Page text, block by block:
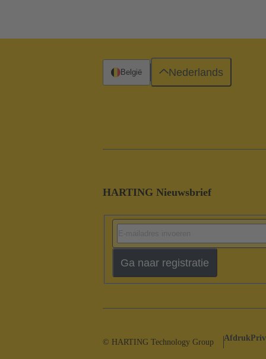
HARTING Nieuwsbrief
Ga naar registratie
België Nederlands
© HARTING Technology Group Afdruk